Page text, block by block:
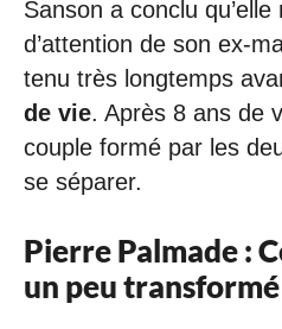
Sanson a conclu
d’attention de son ex-
tenu très longtemps
de vie. Après 8 ans de
couple formé par les
se séparer.
Pierre Palmade :
un peu